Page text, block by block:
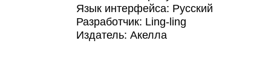
Язык интерфейса: Русский
Разработчик: Ling-ling
Издатель: Акелла